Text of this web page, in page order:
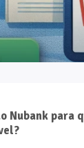
Nubank para